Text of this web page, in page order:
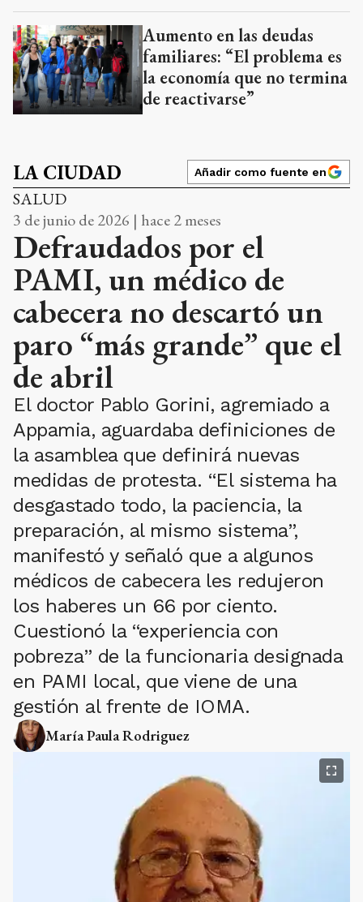
Aumento en las deudas
familiares: “El problema es
la economía que no termina
de reactivarse”
LA CIUDAD Añadir como fuente en
SALUD
3 de junio de 2026 | hace 2 meses
Defraudados por el
PAMI, un médico de
cabecera no descartó un
paro “más grande” que el
de abril
El doctor Pablo Gorini, agremiado a
Appamia, aguardaba definiciones de
la asamblea que definirá nuevas
medidas de protesta. “El sistema ha
desgastado todo, la paciencia, la
preparación, al mismo sistema”,
manifestó y señaló que a algunos
médicos de cabecera les redujeron
los haberes un 66 por ciento.
Cuestionó la “experiencia con
pobreza” de la funcionaria designada
en PAMI local, que viene de una
gestión al frente de IOMA.
María Paula Rodriguez